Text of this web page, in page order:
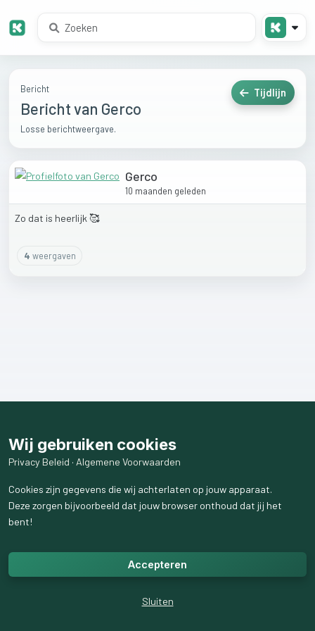
Bericht
Bericht van Gerco
Losse berichtweergave.
Tijdlijn
Gerco
10 maanden geleden
Zo dat is heerlijk 🥰
4 weergaven
Wij gebruiken cookies
Privacy Beleid · Algemene Voorwaarden
Cookies zijn gegevens die wij achterlaten op jouw apparaat.
Deze zorgen bijvoorbeeld dat jouw browser onthoud dat jij het
bent!
Accepteren
Sluiten